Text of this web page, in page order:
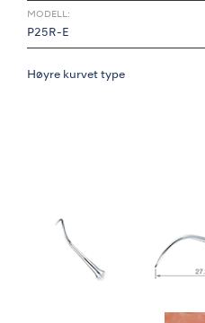
MODELL:
P25R-E
Høyre kurvet type